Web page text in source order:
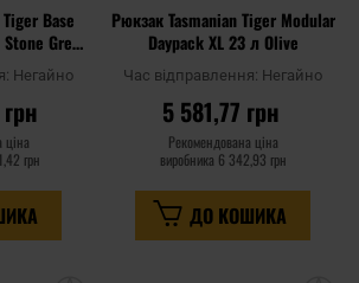
Base
Grey
Негайно
ціна
грн
Рюкзак Tasmanian Tiger Modular
Daypack XL 23 л Olive
Час відправлення: Негайно
5 581,77 грн
Рекомендована ціна
виробника 6 342,93 грн
ДО КОШИКА